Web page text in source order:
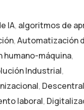
IA, algoritmos de
,Automatización
humano-máquina,
Industrial,
,
laboral,